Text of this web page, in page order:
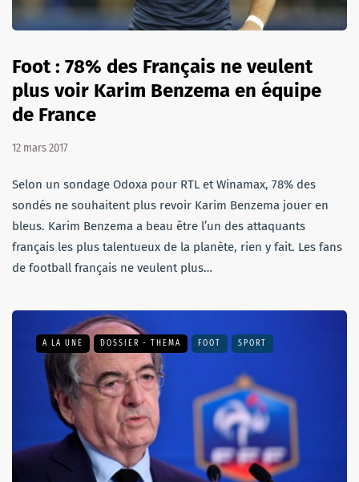
Foot : 78% des Français ne veulent
plus voir Karim Benzema en équipe
de France
12 mars 2017
Selon un sondage Odoxa pour RTL et Winamax, 78% des
sondés ne souhaitent plus revoir Karim Benzema jouer en
bleus. Karim Benzema a beau être l’un des attaquants
français les plus talentueux de la planète, rien y fait. Les fans
de football français ne veulent plus…
A LA UNE DOSSIER - THEMA FOOT SPORT